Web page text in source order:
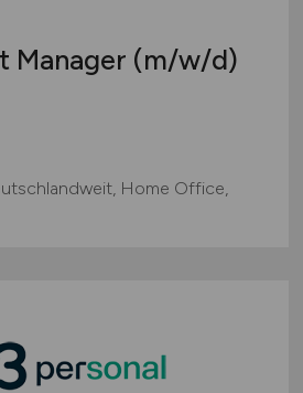
Manager (m/w/d)
Home Office,